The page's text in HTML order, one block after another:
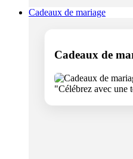
Cadeaux de mariage
Cadeaux de
"Célébrez avec